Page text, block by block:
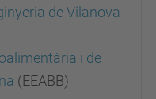
de Vilanova
i de
(EEABB)